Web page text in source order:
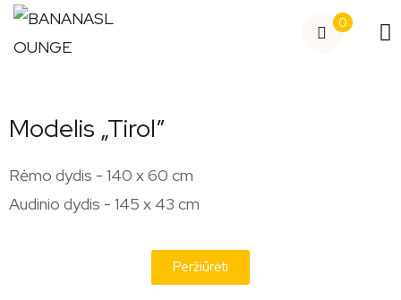
0
Modelis „Tirol”
Rėmo dydis - 140 x 60 cm
Audinio dydis - 145 x 43 cm
Peržiūrėti